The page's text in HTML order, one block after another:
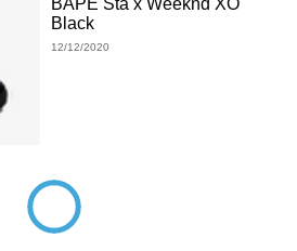
Black
12/12/2020